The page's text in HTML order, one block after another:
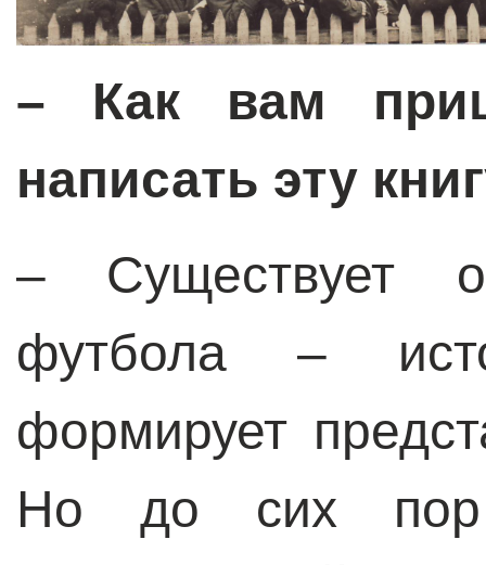
– Как вам
написать эту
– Существует
футбола –
формирует
Но до сих